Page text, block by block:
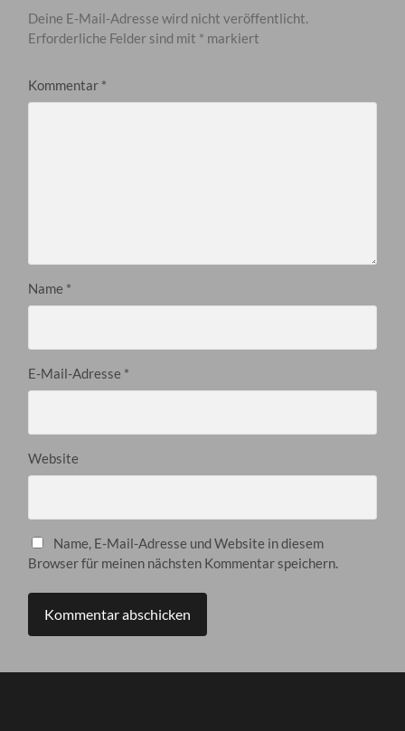
Deine E-Mail-Adresse wird nicht veröffentlicht.
Erforderliche Felder sind mit * markiert
Kommentar *
Name *
E-Mail-Adresse *
Website
Name, E-Mail-Adresse und Website in diesem
Browser für meinen nächsten Kommentar speichern.